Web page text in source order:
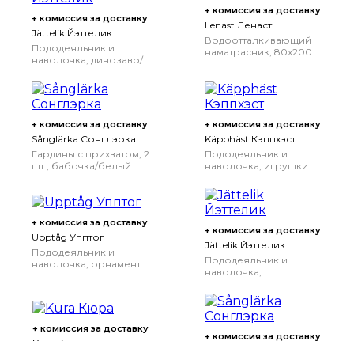
+ комиссия за доставку
Jättelik Йэттелик
Пододеяльник и
наволочка, динозавр/
150x200/50x70 см
+ комиссия за доставку
Lenast Ленаст
Водоотталкивающий
наматрасник, 80x200
+ комиссия за доставку
Sånglärka Сонглэрка
Гардины с прихватом, 2
шт., бабочка/белый
+ комиссия за доставку
Käpphäst Кэппхэст
Пододеяльник и
наволочка, игрушки
см
+ комиссия за доставку
Upptåg Упптог
Пододеяльник и
наволочка, орнамент
см
+ комиссия за доставку
Jättelik Йэттелик
Пододеяльник и
наволочка,
Трицератопс/желтый,
150x200/50x70 см
+ комиссия за доставку
+ комиссия за доставку